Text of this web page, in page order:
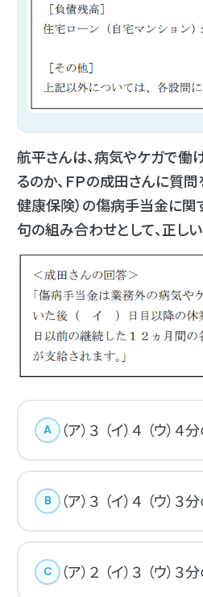
航平さんは、病気やケガで働
るのか、ＦＰの成田さんに質
健康保険）の傷病手当金に関
句の組み合わせとして、正し
A （ア）３ （イ）４ （ウ）４
B （ア）３ （イ）４ （ウ）３
C （ア）２ （イ）３ （ウ）３